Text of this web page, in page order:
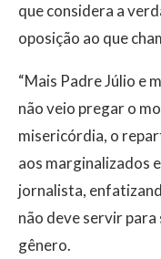
que considera a
oposição ao que
“Mais Padre Júlio e
não veio pregar o
misericórdia, o
aos marginalizados
jornalista,
não deve servir
gênero.